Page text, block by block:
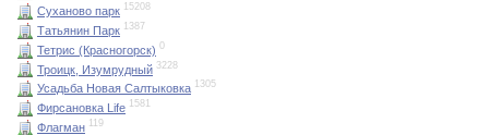
Суханово парк 15208
Татьянин Парк 1387
Тетрис (Красногорск) 0
Троицк, Изумрудный 3228
Усадьба Новая Салтыковка 1305
Фирсановка Life 1581
Флагман 119